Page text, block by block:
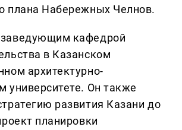
плана Набережных Челнов.
кафедрой
в Казанском
архитектурно-
университете. Он также
развития Казани до
планировки